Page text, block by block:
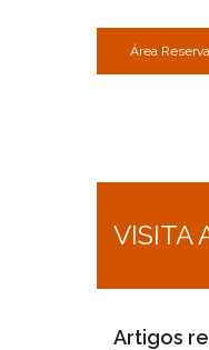
Área
VISITA
Artigos